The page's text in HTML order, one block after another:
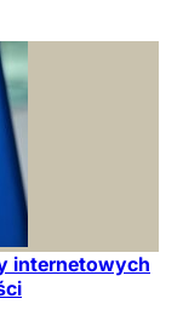
internetowych